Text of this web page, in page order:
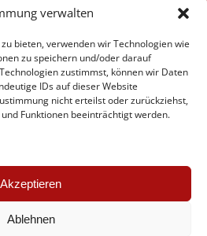
verwalten
bieten, verwenden wir Technologien wie
zu speichern und/oder darauf
zustimmst, können wir Daten
IDs auf dieser Website
nicht erteilst oder zurückziehst,
Funktionen beeinträchtigt werden.
Akzeptieren
Ablehnen